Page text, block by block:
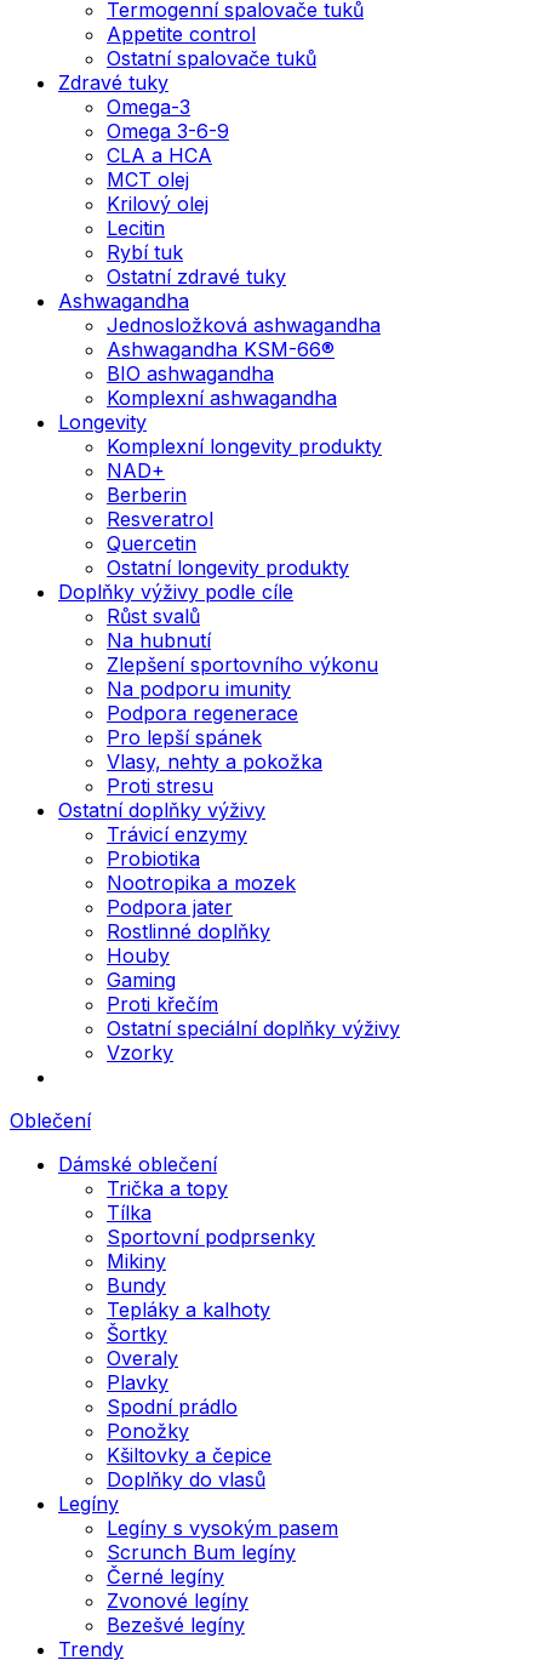
Termogenní spalovače tuků
Appetite control
Ostatní spalovače tuků
Zdravé tuky
Omega-3
Omega 3-6-9
CLA a HCA
MCT olej
Krilový olej
Lecitin
Rybí tuk
Ostatní zdravé tuky
Ashwagandha
Jednosložková ashwagandha
Ashwagandha KSM-66®
BIO ashwagandha
Komplexní ashwagandha
Longevity
Komplexní longevity produkty
NAD+
Berberin
Resveratrol
Quercetin
Ostatní longevity produkty
Doplňky výživy podle cíle
Růst svalů
Na hubnutí
Zlepšení sportovního výkonu
Na podporu imunity
Podpora regenerace
Pro lepší spánek
Vlasy, nehty a pokožka
Proti stresu
Ostatní doplňky výživy
Trávicí enzymy
Probiotika
Nootropika a mozek
Podpora jater
Rostlinné doplňky
Houby
Gaming
Proti křečím
Ostatní speciální doplňky výživy
Vzorky
Oblečení
Dámské oblečení
Trička a topy
Tílka
Sportovní podprsenky
Mikiny
Bundy
Tepláky a kalhoty
Šortky
Overaly
Plavky
Spodní prádlo
Ponožky
Kšiltovky a čepice
Doplňky do vlasů
Legíny
Legíny s vysokým pasem
Scrunch Bum legíny
Černé legíny
Zvonové legíny
Bezešvé legíny
Trendy